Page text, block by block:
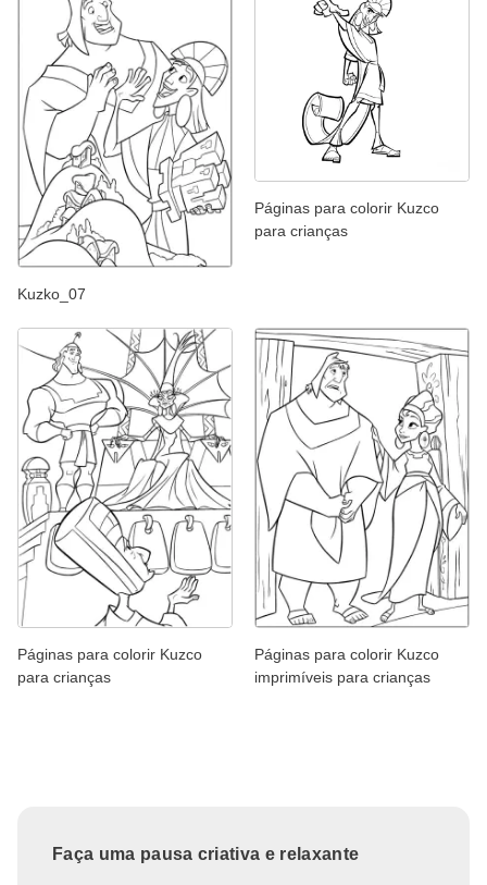
Kuzko_07
Páginas para colorir Kuzco
para crianças
Páginas para colorir Kuzco
para crianças
Páginas para colorir Kuzco
imprimíveis para crianças
Faça uma pausa criativa e relaxante